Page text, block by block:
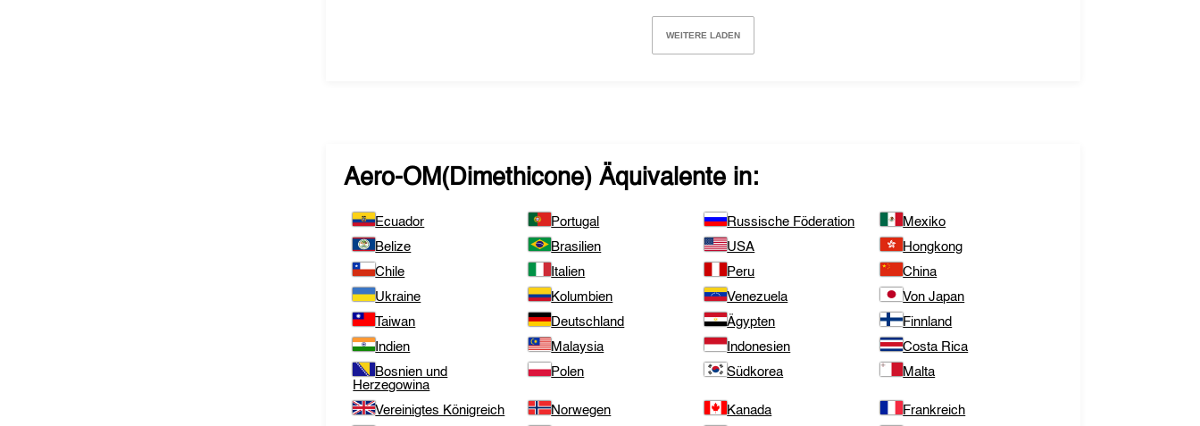
WEITERE LADEN
Aero-OM(Dimethicone) Äquivalente in:
Ecuador Portugal Russische Föderation
Mexiko
Belize
Brasilien USA
Hongkong
Chile
Italien Peru
China
Ukraine
Kolumbien Venezuela
Von Japan
Taiwan
Deutschland Ägypten
Finnland
Indien
Malaysia Indonesien
Costa Rica
Bosnien und
Herzegowina
Polen Südkorea Malta
Vereinigtes Königreich Norwegen Kanada Frankreich